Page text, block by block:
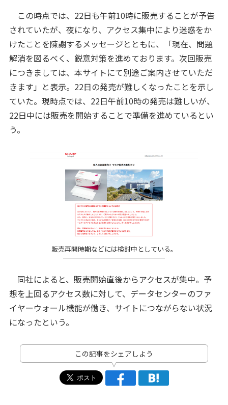
この時点では、22日も午前10時に販売することが予告
されていたが、夜になり、アクセス集中により迷惑をか
けたことを陳謝するメッセージとともに、「現在、問題
解消を図るべく、鋭意対策を進めております。次回販売
につきましては、本サイトにて別途ご案内させていただ
きます」と表示。22日の発売が難しくなったことを示し
ていた。現時点では、22日午前10時の発売は難しいが、
22日中には販売を開始することで準備を進めているとい
う。
販売再開時期などには検討中としている。
同社によると、販売開始直後からアクセスが集中。予
想を上回るアクセス数に対して、データセンターのファ
イヤーウォール機能が働き、サイトにつながらない状況
になったという。
この記事をシェアしよう